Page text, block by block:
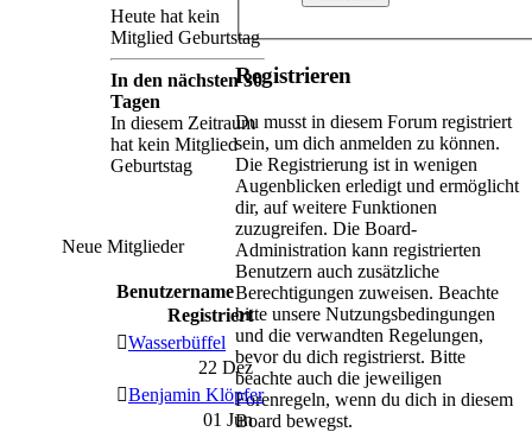
Registrieren
Du musst in diesem Forum registriert
sein, um dich anmelden zu können.
Die Registrierung ist in wenigen
Augenblicken erledigt und ermöglicht
dir, auf weitere Funktionen
zuzugreifen. Die Board-
Administration kann registrierten
Benutzern auch zusätzliche
Berechtigungen zuweisen. Beachte
bitte unsere Nutzungsbedingungen
und die verwandten Regelungen,
bevor du dich registrierst. Bitte
beachte auch die jeweiligen
Forenregeln, wenn du dich in diesem
Board bewegst.
Heute hat kein
Mitglied Geburtstag
In den nächsten 30
Tagen
In diesem Zeitraum
hat kein Mitglied
Geburtstag
Neue Mitglieder
Benutzername
Registriert
Wasserbüffel
22 Dez
Benjamin Klöpfer
01 Jun